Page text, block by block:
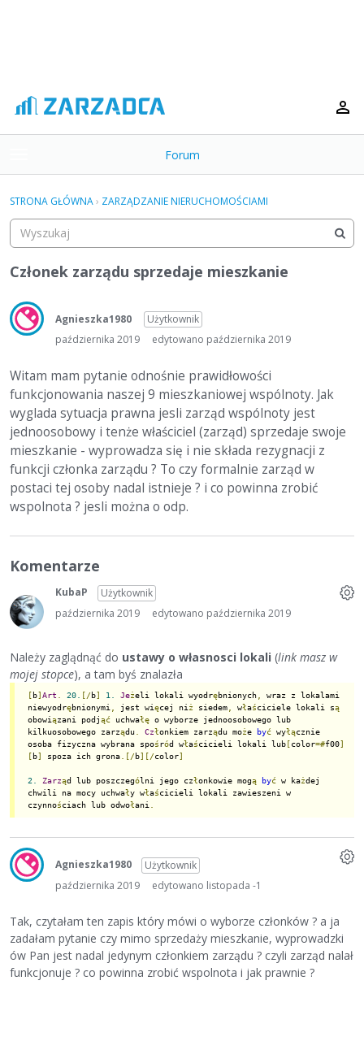
o
g
e
m
e
n
u
Forum
Kategorie
Dyskusje
Aktywność
STRONA GŁÓWNA› ZARZĄDZANIE NIERUCHOMOŚCIAMI
Członek zarządu sprzedaje mieszkanie
Agnieszka1980
Użytkownik
października 2019
edytowano października 2019
Witam mam pytanie odnośnie prawidłowości
funkcjonowania naszej 9 mieszkaniowej wspólnoty. Jak
wyglada sytuacja prawna jesli zarząd wspólnoty jest
jednoosobowy i tenże właściciel (zarząd) sprzedaje swoje
mieszkanie - wyprowadza się i nie składa rezygnacji z
funkcji członka zarządu ? To czy formalnie zarząd w
postaci tej osoby nadal istnieje ? i co powinna zrobić
wspolnota ? jesli można o odp.
Komentarze
KubaP
Użytkownik
października 2019
edytowano października 2019
Należy zaglądnąć do ustawy o własnosci lokali (link masz w
mojej stopce), a tam byś znalazła
[b] Art 20. [/b] 1. Jeżeli lokali wyodrębnionych
wraz z lokalami
niewyodrębnionymi jest więcej ni ż siedem właściciele lokali są
obowiązani podjąć uchwałę o wyborze jednoosobowego lub
kilkuosobowego zarządu Członkiem zarządu może być wyłącznie
osoba fizyczna wybrana spośród właścicieli lokali lub [color=#f00]
[b] spoza ich grona .[/b][/color]
2. Zarząd lub poszczególni jego członkowie mogą być w każdej
chwili na mocy uchwały właścicieli lokali zawieszeni w
czynnościach lub odwołani
Agnieszka1980
Użytkownik
października 2019
edytowano listopada -1
Tak, czytałam ten zapis który mówi o wyborze członków ? a ja
zadałam pytanie czy mimo sprzedaży mieszkanie, wyprowadzki
ów Pan jest nadal jedynym członkiem zarządu ? czyli zarząd nalał
funkcjonuje ? co powinna zrobić wspolnota i jak prawnie ?